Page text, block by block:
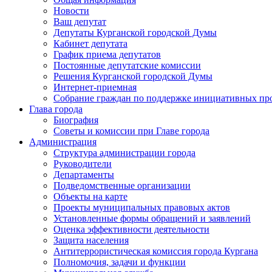
Новости
Ваш депутат
Депутаты Курганской городской Думы
Кабинет депутата
График приема депутатов
Постоянные депутатские комиссии
Решения Курганской городской Думы
Интернет-приемная
Собрание граждан по поддержке инициативных
Глава города
Биография
Советы и комиссии при Главе города
Администрация
Структура администрации города
Руководители
Департаменты
Подведомственные организации
Объекты на карте
Проекты муниципальных правовых актов
Установленные формы обращений и заявлений
Оценка эффективности деятельности
Защита населения
Антитеррористическая комиссия города Кургана
Полномочия, задачи и функции